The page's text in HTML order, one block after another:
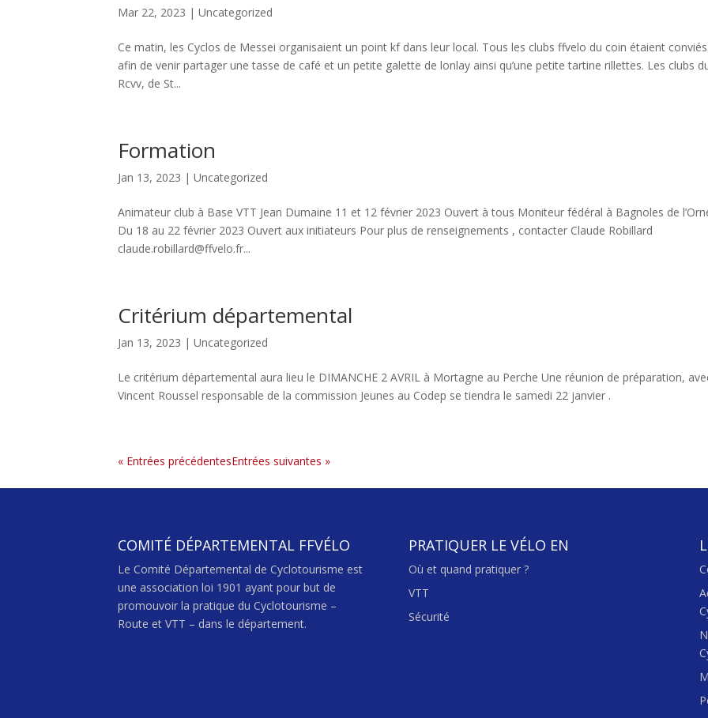
Mar 22, 2023 |Uncategorized
Ce matin, les Cyclos de Messei organisaient un point kf dans leur local. Tous les clubs ffvelo du coin étaient conviés
afin de venir partager une tasse de café et un petite galette de lonlay ainsi qu’une petite tartine rillettes. Les clubs
Rcvv, de St...
Formation
Jan 13, 2023 |Uncategorized
Animateur club à Base VTT Jean Dumaine 11 et 12 février 2023 Ouvert à tous Moniteur fédéral à Bagnoles de
Du 18 au 22 février 2023 Ouvert aux initiateurs Pour plus de renseignements , contacter Claude Robillard
claude.robillard@ffvelo.fr...
Critérium départemental
Jan 13, 2023 |Uncategorized
Le critérium départemental aura lieu le DIMANCHE 2 AVRIL à Mortagne au Perche Une réunion de préparation,
Vincent Roussel responsable de la commission Jeunes au Codep se tiendra le samedi 22 janvier .
« Entrées précédentesEntrées suivantes »
COMITÉ DÉPARTEMENTAL FFVÉLO
Le Comité Départemental de Cyclotourisme est
une association loi 1901 ayant pour but de
promouvoir la pratique du Cyclotourisme –
Route et VTT – dans le département.
PRATIQUER LE VÉLO EN
Où et quand pratiquer ?
VTT
Sécurité